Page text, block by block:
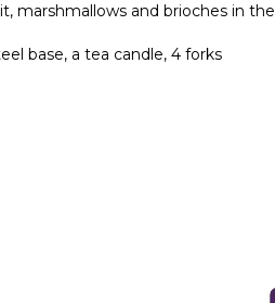
marshmallows and brioches in the
base, a tea candle, 4 forks